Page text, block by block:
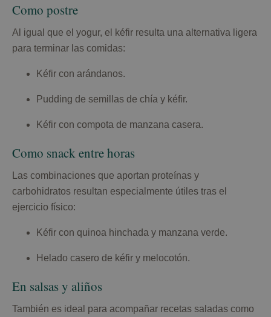
Como postre
Al igual que el yogur, el kéfir resulta una alternativa ligera
para terminar las comidas:
Kéfir con arándanos.
Pudding de semillas de chía y kéfir.
Kéfir con compota de manzana casera.
Como snack entre horas
Las combinaciones que aportan proteínas y
carbohidratos resultan especialmente útiles tras el
ejercicio físico:
Kéfir con quinoa hinchada y manzana verde.
Helado casero de kéfir y melocotón.
En salsas y aliños
También es ideal para acompañar recetas saladas como